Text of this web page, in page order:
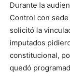
Durante la
Control con
solicitó la
imputados
constitucional,
quedó